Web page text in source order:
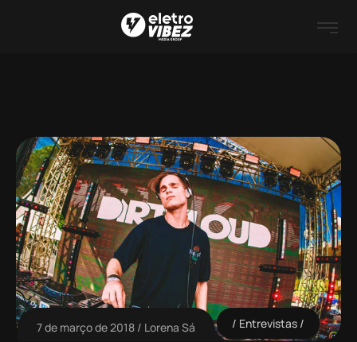
7 de março de 2018 Lorena Sá Entrevistas